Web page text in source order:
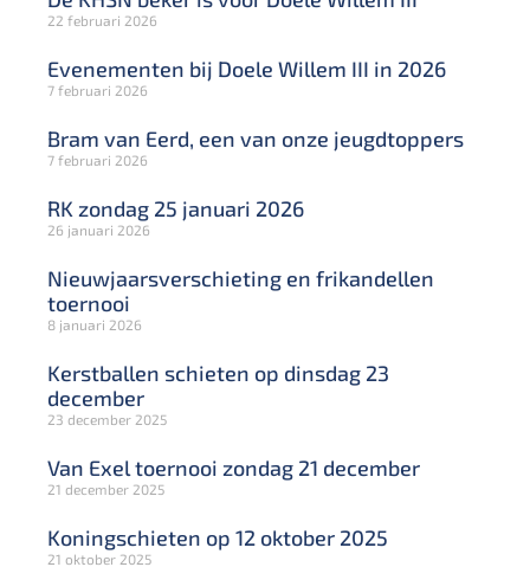
22 februari 2026
Evenementen bij Doele Willem III in 2026
7 februari 2026
Bram van Eerd, een van onze jeugdtoppers
7 februari 2026
RK zondag 25 januari 2026
26 januari 2026
Nieuwjaarsverschieting en frikandellen
toernooi
8 januari 2026
Kerstballen schieten op dinsdag 23
december
23 december 2025
Van Exel toernooi zondag 21 december
21 december 2025
Koningschieten op 12 oktober 2025
21 oktober 2025